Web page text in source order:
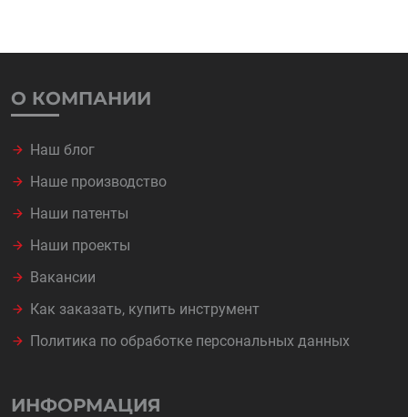
О КОМПАНИИ
Наш блог
Наше производство
Наши патенты
Наши проекты
Вакансии
Как заказать, купить инструмент
Политика по обработке персональных данных
ИНФОРМАЦИЯ